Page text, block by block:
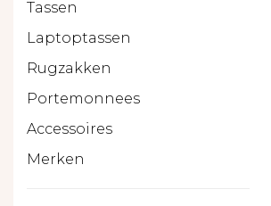
Tassen
Laptoptassen
Rugzakken
Portemonnees
Accessoires
Merken